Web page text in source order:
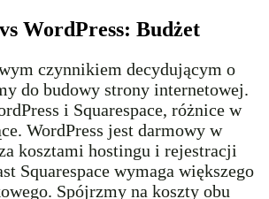
WordPress: Budżet
czynnikiem decydującym o
do budowy strony internetowej.
i Squarespace, różnice w
WordPress jest darmowy w
kosztami hostingu i rejestracji
Squarespace wymaga większego
Spójrzmy na koszty obu